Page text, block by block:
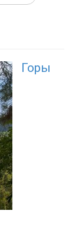
Горы